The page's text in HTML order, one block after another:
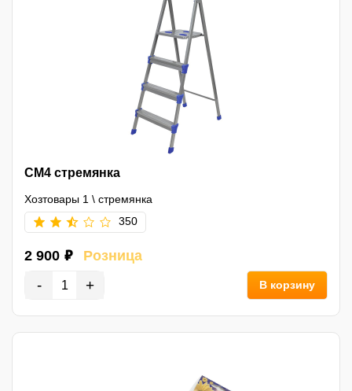
СМ4 стремянка
Хозтовары 1 \ стремянка
350
2 900 ₽ Розница
- + В корзину